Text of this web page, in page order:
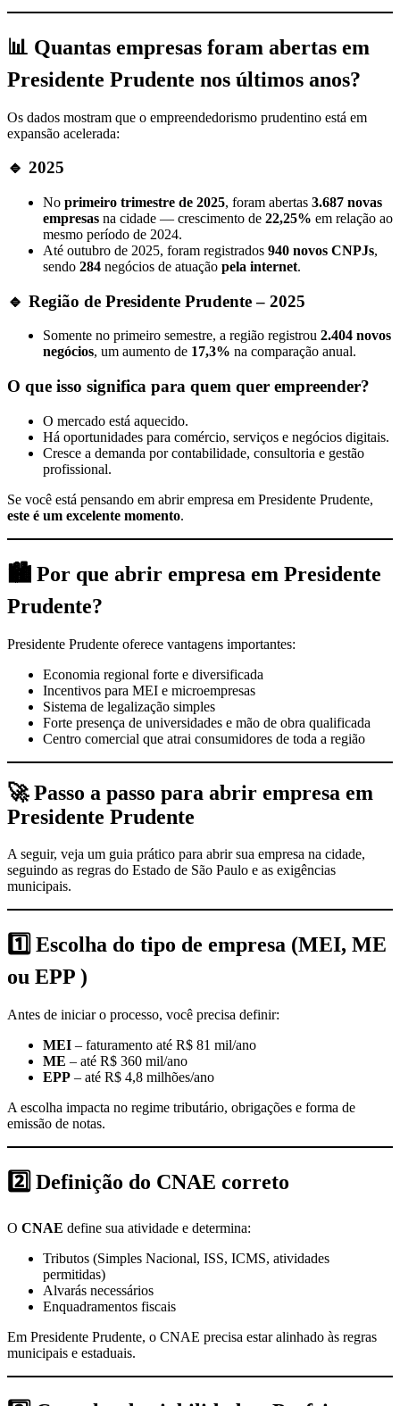
📊 Quantas empresas foram abertas em
Presidente Prudente nos últimos anos?
Os dados mostram que o empreendedorismo prudentino está em
expansão acelerada:
🔹 2025
No primeiro trimestre de 2025, foram abertas 3.687 novas
empresas na cidade — crescimento de 22,25% em relação ao
mesmo período de 2024.
Até outubro de 2025, foram registrados 940 novos CNPJs,
sendo 284 negócios de atuação pela internet.
🔹 Região de Presidente Prudente – 2025
Somente no primeiro semestre, a região registrou 2.404 novos
negócios, um aumento de 17,3% na comparação anual.
O que isso significa para quem quer empreender?
O mercado está aquecido.
Há oportunidades para comércio, serviços e negócios digitais.
Cresce a demanda por contabilidade, consultoria e gestão
profissional.
Se você está pensando em abrir empresa em Presidente Prudente,
este é um excelente momento.
🏙️ Por que abrir empresa em Presidente
Prudente?
Presidente Prudente oferece vantagens importantes:
Economia regional forte e diversificada
Incentivos para MEI e microempresas
Sistema de legalização simples
Forte presença de universidades e mão de obra qualificada
Centro comercial que atrai consumidores de toda a região
🚀Passo a passo para abrir empresa em
Presidente Prudente
A seguir, veja um guia prático para abrir sua empresa na cidade,
seguindo as regras do Estado de São Paulo e as exigências
municipais.
1️⃣ Escolha do tipo de empresa (MEI, ME
ou EPP )
Antes de iniciar o processo, você precisa definir:
MEI – faturamento até R$ 81 mil/ano
ME – até R$ 360 mil/ano
EPP – até R$ 4,8 milhões/ano
A escolha impacta no regime tributário, obrigações e forma de
emissão de notas.
2️⃣ Definição do CNAE correto
O CNAE define sua atividade e determina:
Tributos (Simples Nacional, ISS, ICMS, atividades
permitidas)
Alvarás necessários
Enquadramentos fiscais
Em Presidente Prudente, o CNAE precisa estar alinhado às regras
municipais e estaduais.